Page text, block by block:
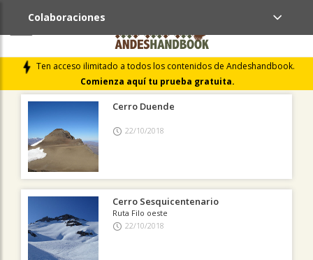
Ten acceso ilimitado a todos los contenidos de Andeshandbook.
Comienza aquí tu prueba gratuita.
Colaboraciones
ÚLTIMAS COLABORACIONES PUBLICADAS
LIBROS DE CUMBRES
Cerro Duende
22/10/2018
Cerro Sesquicentenario
Ruta Filo oeste
22/10/2018